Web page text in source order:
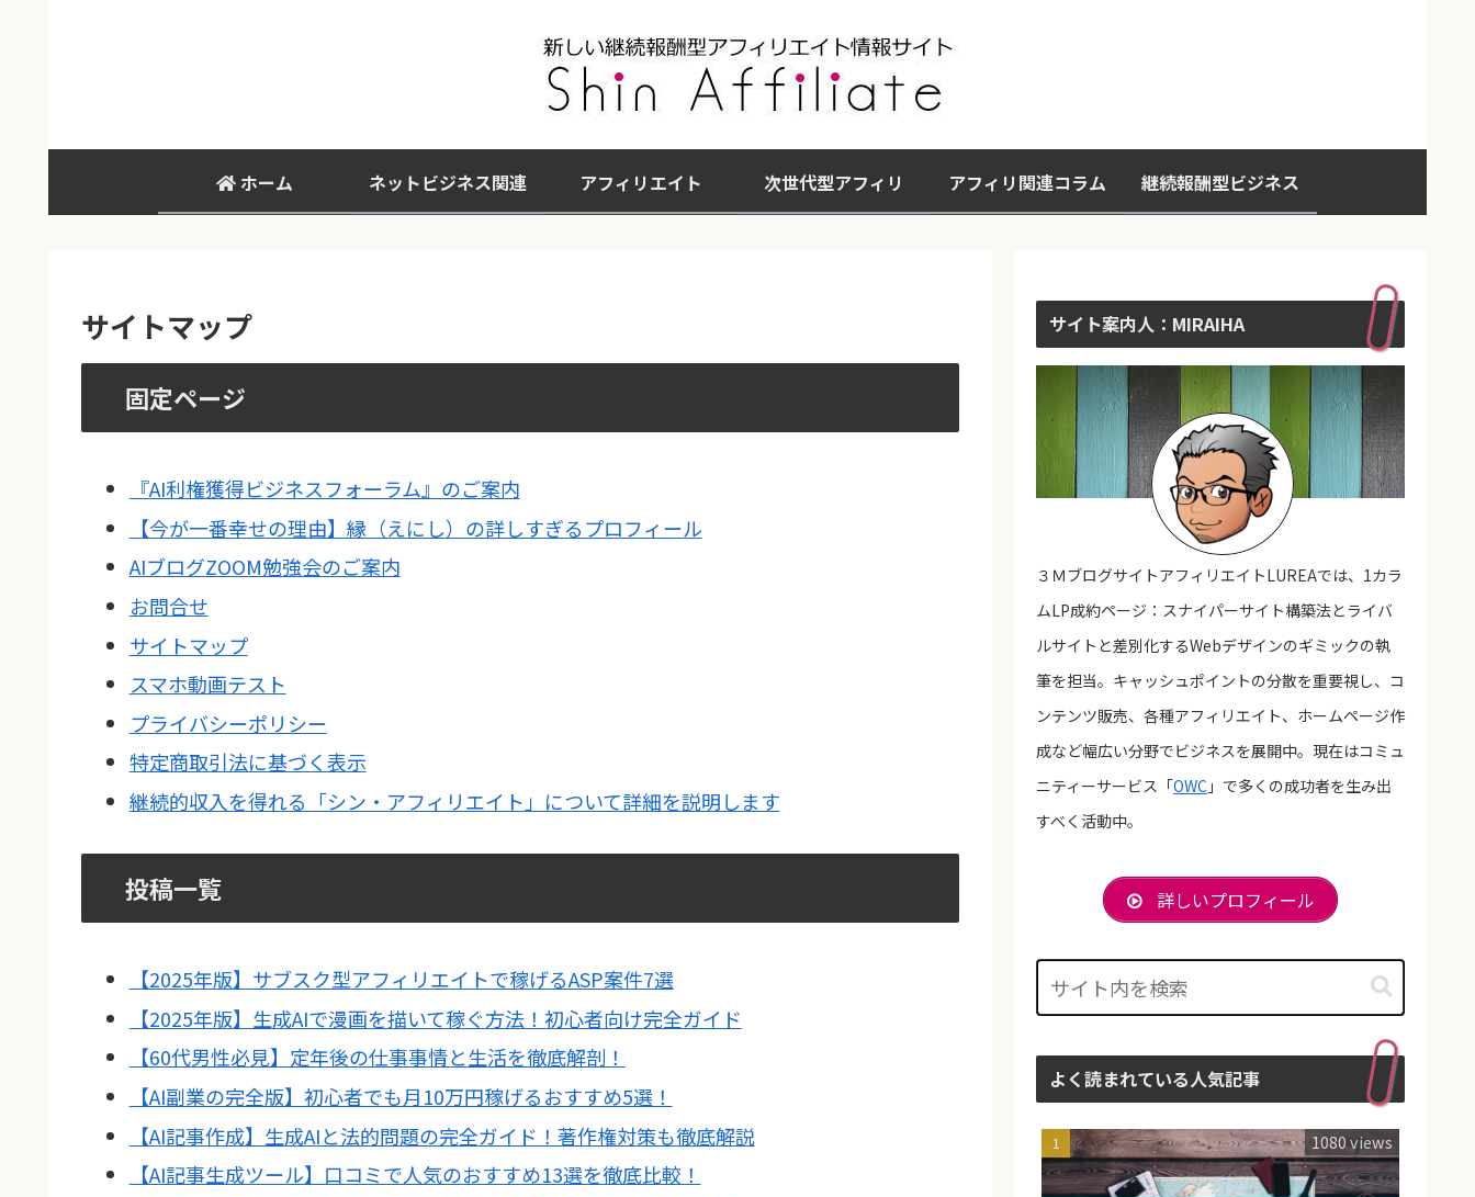
ホーム ネットビジネス関連 アフィリエイト 次世代型アフィリ アフィリ関連コラム 継続報酬型ビジネス
サイトマップ
固定ページ
『AI利権獲得ビジネスフォーラム』のご案内
【今が一番幸せの理由】縁（えにし）の詳しすぎるプロフィール
AIブログZOOM勉強会のご案内
お問合せ
サイトマップ
スマホ動画テスト
プライバシーポリシー
特定商取引法に基づく表示
継続的収入を得れる「シン・アフィリエイト」について詳細を説明します
投稿一覧
【2025年版】サブスク型アフィリエイトで稼げるASP案件7選
【2025年版】生成AIで漫画を描いて稼ぐ方法！初心者向け完全ガイド
【60代男性必見】定年後の仕事事情と生活を徹底解剖！
【AI副業の完全版】初心者でも月10万円稼げるおすすめ5選！
【AI記事作成】生成AIと法的問題の完全ガイド！著作権対策も徹底解説
【AI記事生成ツール】口コミで人気のおすすめ13選を徹底比較！
サイト案内人：MIRAIHA
３ＭブログサイトアフィリエイトLUREAでは、1カラ
ムLP成約ページ：スナイパーサイト構築法とライバ
ルサイトと差別化するWebデザインのギミックの執
筆を担当。キャッシュポイントの分散を重要視し、コ
ンテンツ販売、各種アフィリエイト、ホームページ作
成など幅広い分野でビジネスを展開中。現在はコミュ
ニティーサービス「OWC 」で多くの成功者を生み出
すべく活動中。
詳しいプロフィール
よく読まれている人気記事
1080 views